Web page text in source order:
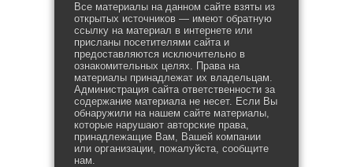
Все материалы на данном сайте взяты из
открытых источников — имеют обратную
ссылку на материал в интернете или
присланы посетителями сайта и
предоставляются исключительно в
ознакомительных целях. Права на
материалы принадлежат их владельцам.
Администрация сайта ответственности за
содержание материала не несет. Если Вы
обнаружили на нашем сайте материалы,
которые нарушают авторские права,
принадлежащие Вам, Вашей компании
или организации, пожалуйста, сообщите
нам.